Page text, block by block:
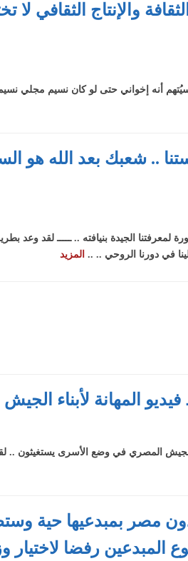
والإنتاج الثقافي لا
أنه إخواني حتى لو كان نسيم مجلي
.. شعبك بعد الله هو
الجيدة بنيافته .. ـــــ لقد وعد
في دورنا الروحي .. .. المزيد
المهانة لأبناء الجيش
الجيش المصري في وضع الأسرى يستغيثون ..
مصر بمبدعيها حية
رفضا لاختيار